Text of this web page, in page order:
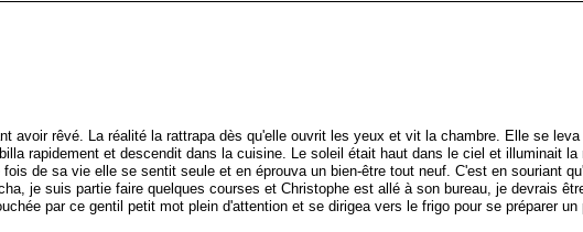
avoir rêvé. La réalité la rattrapa dès qu'elle ouvrit les yeux et vit la chambre. Elle se
rapidement et descendit dans la cuisine. Le soleil était haut dans le ciel et illuminait
de sa vie elle se sentit seule et en éprouva un bien-être tout neuf. C'est en souriant
je suis partie faire quelques courses et Christophe est allé à son bureau, je devrais
par ce gentil petit mot plein d'attention et se dirigea vers le frigo pour se préparer un